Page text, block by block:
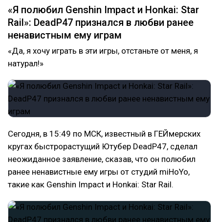
«Я полюбил Genshin Impact и Honkai: Star
Rail»: DeadP47 признался в любви ранее
ненавистным ему играм
«Да, я хочу играть в эти игры, отстаньте от меня, я
натурал!»
Сегодня, в 15:49 по МСК, известный в ГЕЙмерских
кругах быстрорастущий Ютубер DeadP47, сделал
неожиданное заявление, сказав, что он полюбил
ранее ненавистные ему игры от студий miHoYo,
такие как Genshin Impact и Honkai: Star Rail.